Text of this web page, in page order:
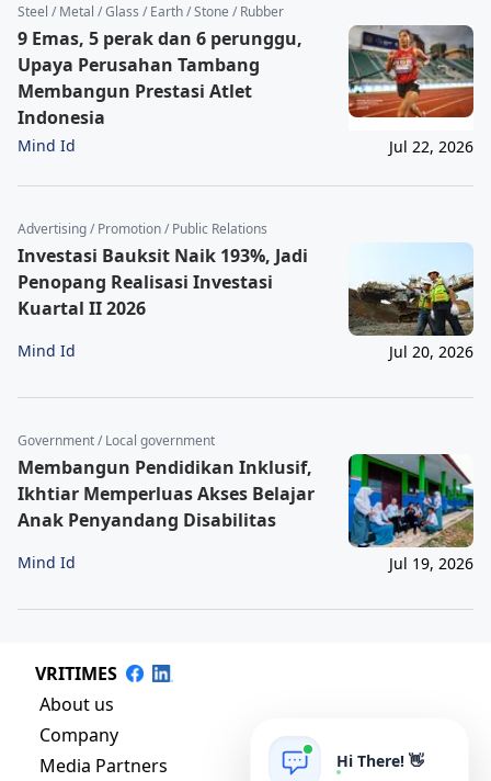
Steel / Metal / Glass / Earth / Stone / Rubber
9 Emas, 5 perak dan 6 perunggu,
Upaya Perusahan Tambang
Membangun Prestasi Atlet
Indonesia
Mind Id Jul 22, 2026
Advertising / Promotion / Public Relations
Investasi Bauksit Naik 193%, Jadi
Penopang Realisasi Investasi
Kuartal II 2026
Mind Id Jul 20, 2026
Government / Local government
Membangun Pendidikan Inklusif,
Ikhtiar Memperluas Akses Belajar
Anak Penyandang Disabilitas
Mind Id Jul 19, 2026
VRITIMES
About us
Company
Media Partners
Hi There! 👋